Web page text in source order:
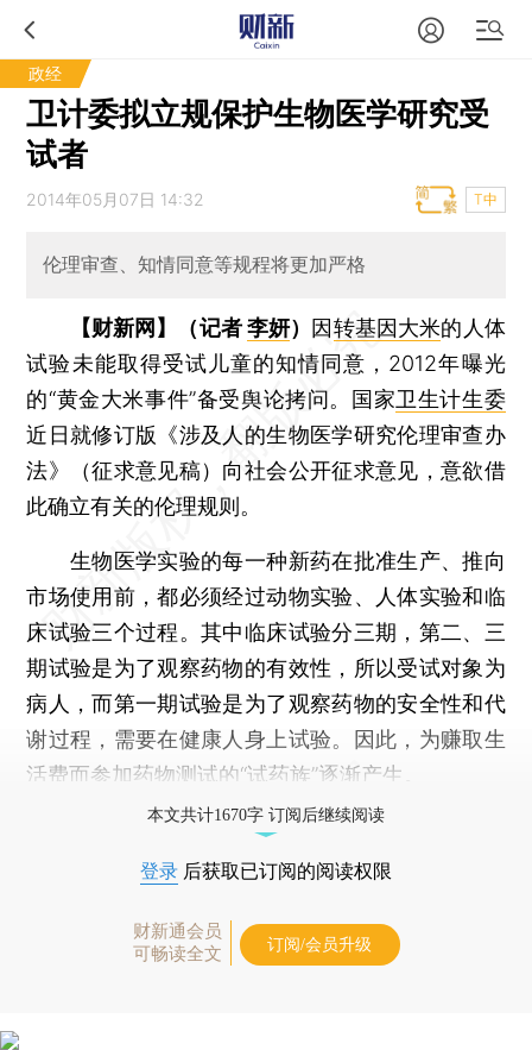
政经
卫计委拟立规保护生物医学研究受
试者
2014年05月07日 14:32 T中
伦理审查、知情同意等规程将更加严格
【财新网】（记者李妍） 因转基因大米的人体
试验未能取得受试儿童的知情同意，2012年曝光
的“黄金大米事件”备受舆论拷问。国家卫生计生委
近日就修订版《涉及人的生物医学研究伦理审查办
法》（征求意见稿）向社会公开征求意见，意欲借
此确立有关的伦理规则。
生物医学实验的每一种新药在批准生产、推向
市场使用前，都必须经过动物实验、人体实验和临
床试验三个过程。其中临床试验分三期，第二、三
期试验是为了观察药物的有效性，所以受试对象为
病人，而第一期试验是为了观察药物的安全性和代
谢过程，需要在健康人身上试验。因此，为赚取生
活费而参加药物测试的“试药族”逐渐产生。
本文共计1670字 订阅后继续阅读
登录 后获取已订阅的阅读权限
财新通会员
可畅读全文
订阅/会员升级